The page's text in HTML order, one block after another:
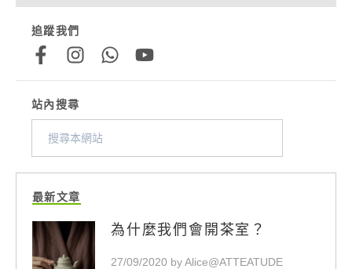
追蹤我們
站內搜尋
最新文章
為什麼我們會開茶室？
27/09/2020 by Alice@ATTEATUDE